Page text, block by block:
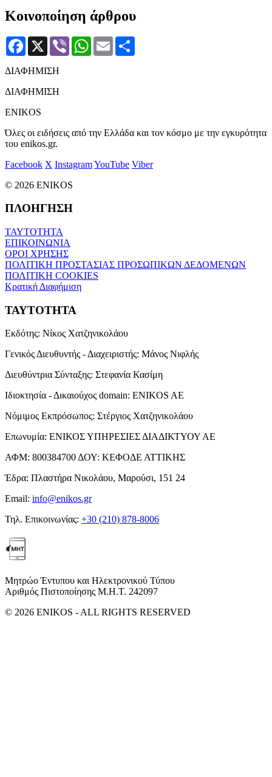
Κοινοποίηση άρθρου
Facebook
X Viber WhatsApp
Email
ΔΙΑΦΗΜΙΣΗ
ΔΙΑΦΗΜΙΣΗ
ENIKOS
Όλες οι ειδήσεις από την Ελλάδα και τον κόσμο με την εγκυρότητα
του enikos.gr.
Facebook X InstagramYouTube Viber
© 2026 ENIKOS
ΠΛΟΗΓΗΣΗ
ΤΑΥΤΟΤΗΤΑ
ΕΠΙΚΟΙΝΩΝΙΑ
ΟΡΟΙ ΧΡΗΣΗΣ
ΠΟΛΙΤΙΚΗ ΠΡΟΣΤΑΣΙΑΣ ΠΡΟΣΩΠΙΚΩΝ ΔΕΔΟΜΕΝΩΝ
ΠΟΛΙΤΙΚΗ COOKIES
Κρατική Διαφήμιση
ΤΑΥΤΟΤΗΤΑ
Εκδότης: Νίκος Χατζηνικολάου
Γενικός Διευθυντής - Διαχειριστής: Μάνος Νιφλής
Διευθύντρια Σύνταξης: Στεφανία Κασίμη
Ιδιοκτησία - Δικαιούχος domain: ENIKOS AE
Νόμιμος Εκπρόσωπος: Στέργιος Χατζηνικολάου
Επωνυμία: ΕΝΙΚΟΣ ΥΠΗΡΕΣΙΕΣ ΔΙΑΔΙΚΤΥΟΥ ΑΕ
ΑΦΜ: 800384700ΔΟΥ: ΚΕΦΟΔΕ ΑΤΤΙΚΗΣ
Έδρα: Πλαστήρα Νικολάου, Μαρούσι, 151 24
Email: info@enikos.gr
Τηλ. Επικοινωνίας: +30 (210) 878-8006
Μητρώο Έντυπου και Ηλεκτρονικού Τύπου
Αριθμός Πιστοποίησης Μ.Η.Τ. 242097
© 2026 ENIKOS - ALL RIGHTS RESERVED